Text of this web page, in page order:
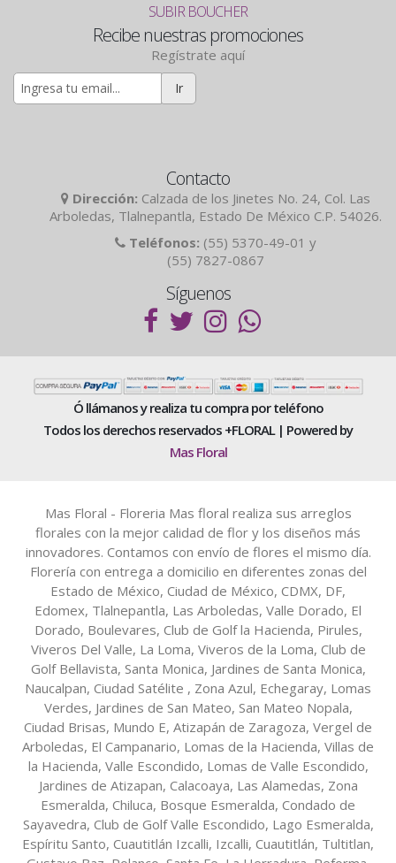
SUBIR BOUCHER
Recibe nuestras promociones
Regístrate aquí
Ir
Contacto
Dirección: Calzada de los Jinetes No. 24, Col. Las
Arboledas, Tlalnepantla, Estado De México C.P. 54026.
Teléfonos: (55) 5370-49-01 y
(55) 7827-0867
Síguenos
Ó llámanos y realiza tu compra por teléfono
Todos los derechos reservados +FLORAL | Powered by
Mas Floral
Mas Floral - Floreria Mas floral realiza sus arreglos
florales con la mejor calidad de flor y los diseños más
innovadores. Contamos con envío de flores el mismo día.
Florería con entrega a domicilio en diferentes zonas del
Estado de México, Ciudad de México, CDMX, DF,
Edomex, Tlalnepantla, Las Arboledas, Valle Dorado, El
Dorado, Boulevares, Club de Golf la Hacienda, Pirules,
Viveros Del Valle, La Loma, Viveros de la Loma, Club de
Golf Bellavista, Santa Monica, Jardines de Santa Monica,
Naucalpan, Ciudad Satélite , Zona Azul, Echegaray, Lomas
Verdes, Jardines de San Mateo, San Mateo Nopala,
Ciudad Brisas, Mundo E, Atizapán de Zaragoza, Vergel de
Arboledas, El Campanario, Lomas de la Hacienda, Villas de
la Hacienda, Valle Escondido, Lomas de Valle Escondido,
Jardines de Atizapan, Calacoaya, Las Alamedas, Zona
Esmeralda, Chiluca, Bosque Esmeralda, Condado de
Sayavedra, Club de Golf Valle Escondido, Lago Esmeralda,
Espíritu Santo, Cuautitlán Izcalli, Izcalli, Cuautitlán, Tultitlan,